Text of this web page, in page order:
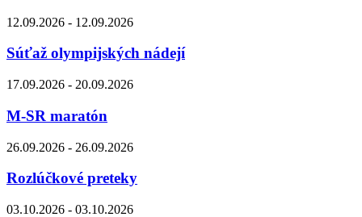
12.09.2026 - 12.09.2026
Súťaž olympijských nádejí
17.09.2026 - 20.09.2026
M-SR maratón
26.09.2026 - 26.09.2026
Rozlúčkové preteky
03.10.2026 - 03.10.2026